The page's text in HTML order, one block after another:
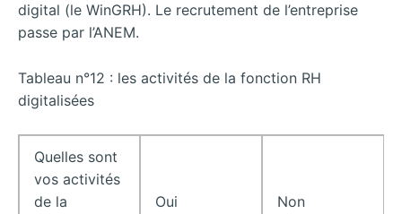
digital (le WinGRH). Le recrutement de l’entreprise
passe par l’ANEM.
Tableau n°12 : les activités de la fonction RH
digitalisées
Quelles sont
vos activités
de la
Oui Non